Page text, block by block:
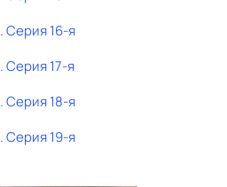
. Серия 16-я
. Серия 17-я
. Серия 18-я
. Серия 19-я